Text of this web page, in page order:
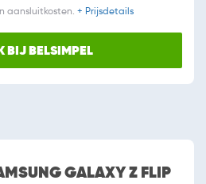
aansluitkosten. + Prijsdetails
BIJ BELSIMPEL
GALAXY Z FLIP